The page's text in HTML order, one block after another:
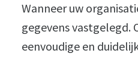
Wanneer uw
gegevens vastgelegd.
eenvoudige en